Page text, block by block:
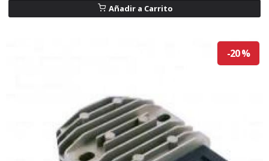
Añadir a Carrito
-20 %